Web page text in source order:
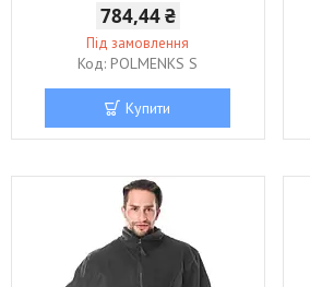
784,44 ₴
Під замовлення
POLMENKS S
Купити